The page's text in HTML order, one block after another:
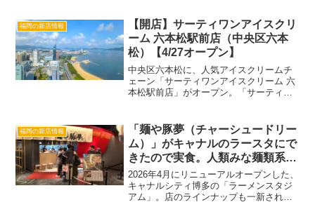
入れた、カジュアルに楽しめる本格鮨の
店です。 この投稿をI...
福岡の新店情報
【開店】サーティワンアイスクリ
ーム 六本松駅前店（中央区六本
松）【4/27オープン】
中央区六本松に、人気アイスクリームチ
ェーン「サーティワンアイスクリーム 六
本松駅前店」がオープン。「サーティワ
前店ジャンルジェラート・アイスクリー
ムオープン日202...
福岡の新店情報
「麺や豚夢（チャーシュードリー
ム）」がキャナルのラースタにで
きたので実食。人類みな麺類系列
が九州初出店！
2026年4月にリニューアルオープンした、
キャナルシティ博多の「ラーメンスタジ
アム」。店のラインナップも一新されま